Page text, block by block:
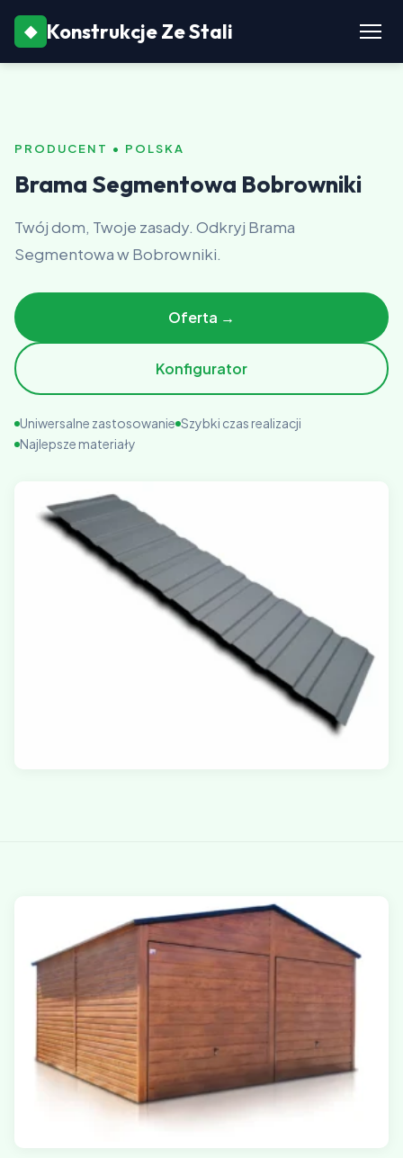
◆ Konstrukcje Ze Stali
PRODUCENT • POLSKA
Brama Segmentowa Bobrowniki
Twój dom, Twoje zasady. Odkryj Brama
Segmentowa w Bobrowniki.
Oferta →
Konfigurator
Uniwersalne zastosowanie Szybki czas realizacji
Najlepsze materiały